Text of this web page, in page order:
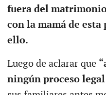
fuera del
con la mamá de esta
ello.
Luego de aclarar que
ningún proceso